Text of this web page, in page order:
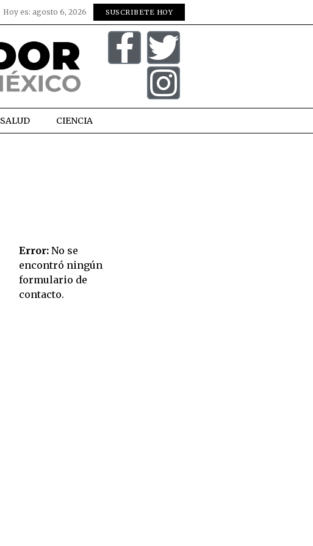
Hoy es: agosto 6, 2026 SUSCRIBETE HOY
SALUD CIENCIA
Error: No se
encontró ningún
formulario de
contacto.